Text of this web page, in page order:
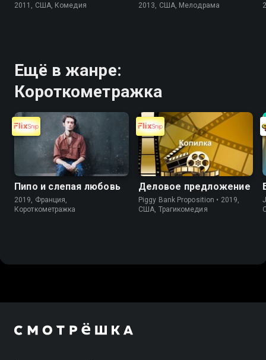
2011, США, Комедия 2013, США, Мелодрама
Ещё в жанре:
Короткометражка
Пипо и слепая любовь
2019, Франция,
Короткометражка
Деловое предложение
Piggy Bank Proposition • 2019,
США, Трагикомедия